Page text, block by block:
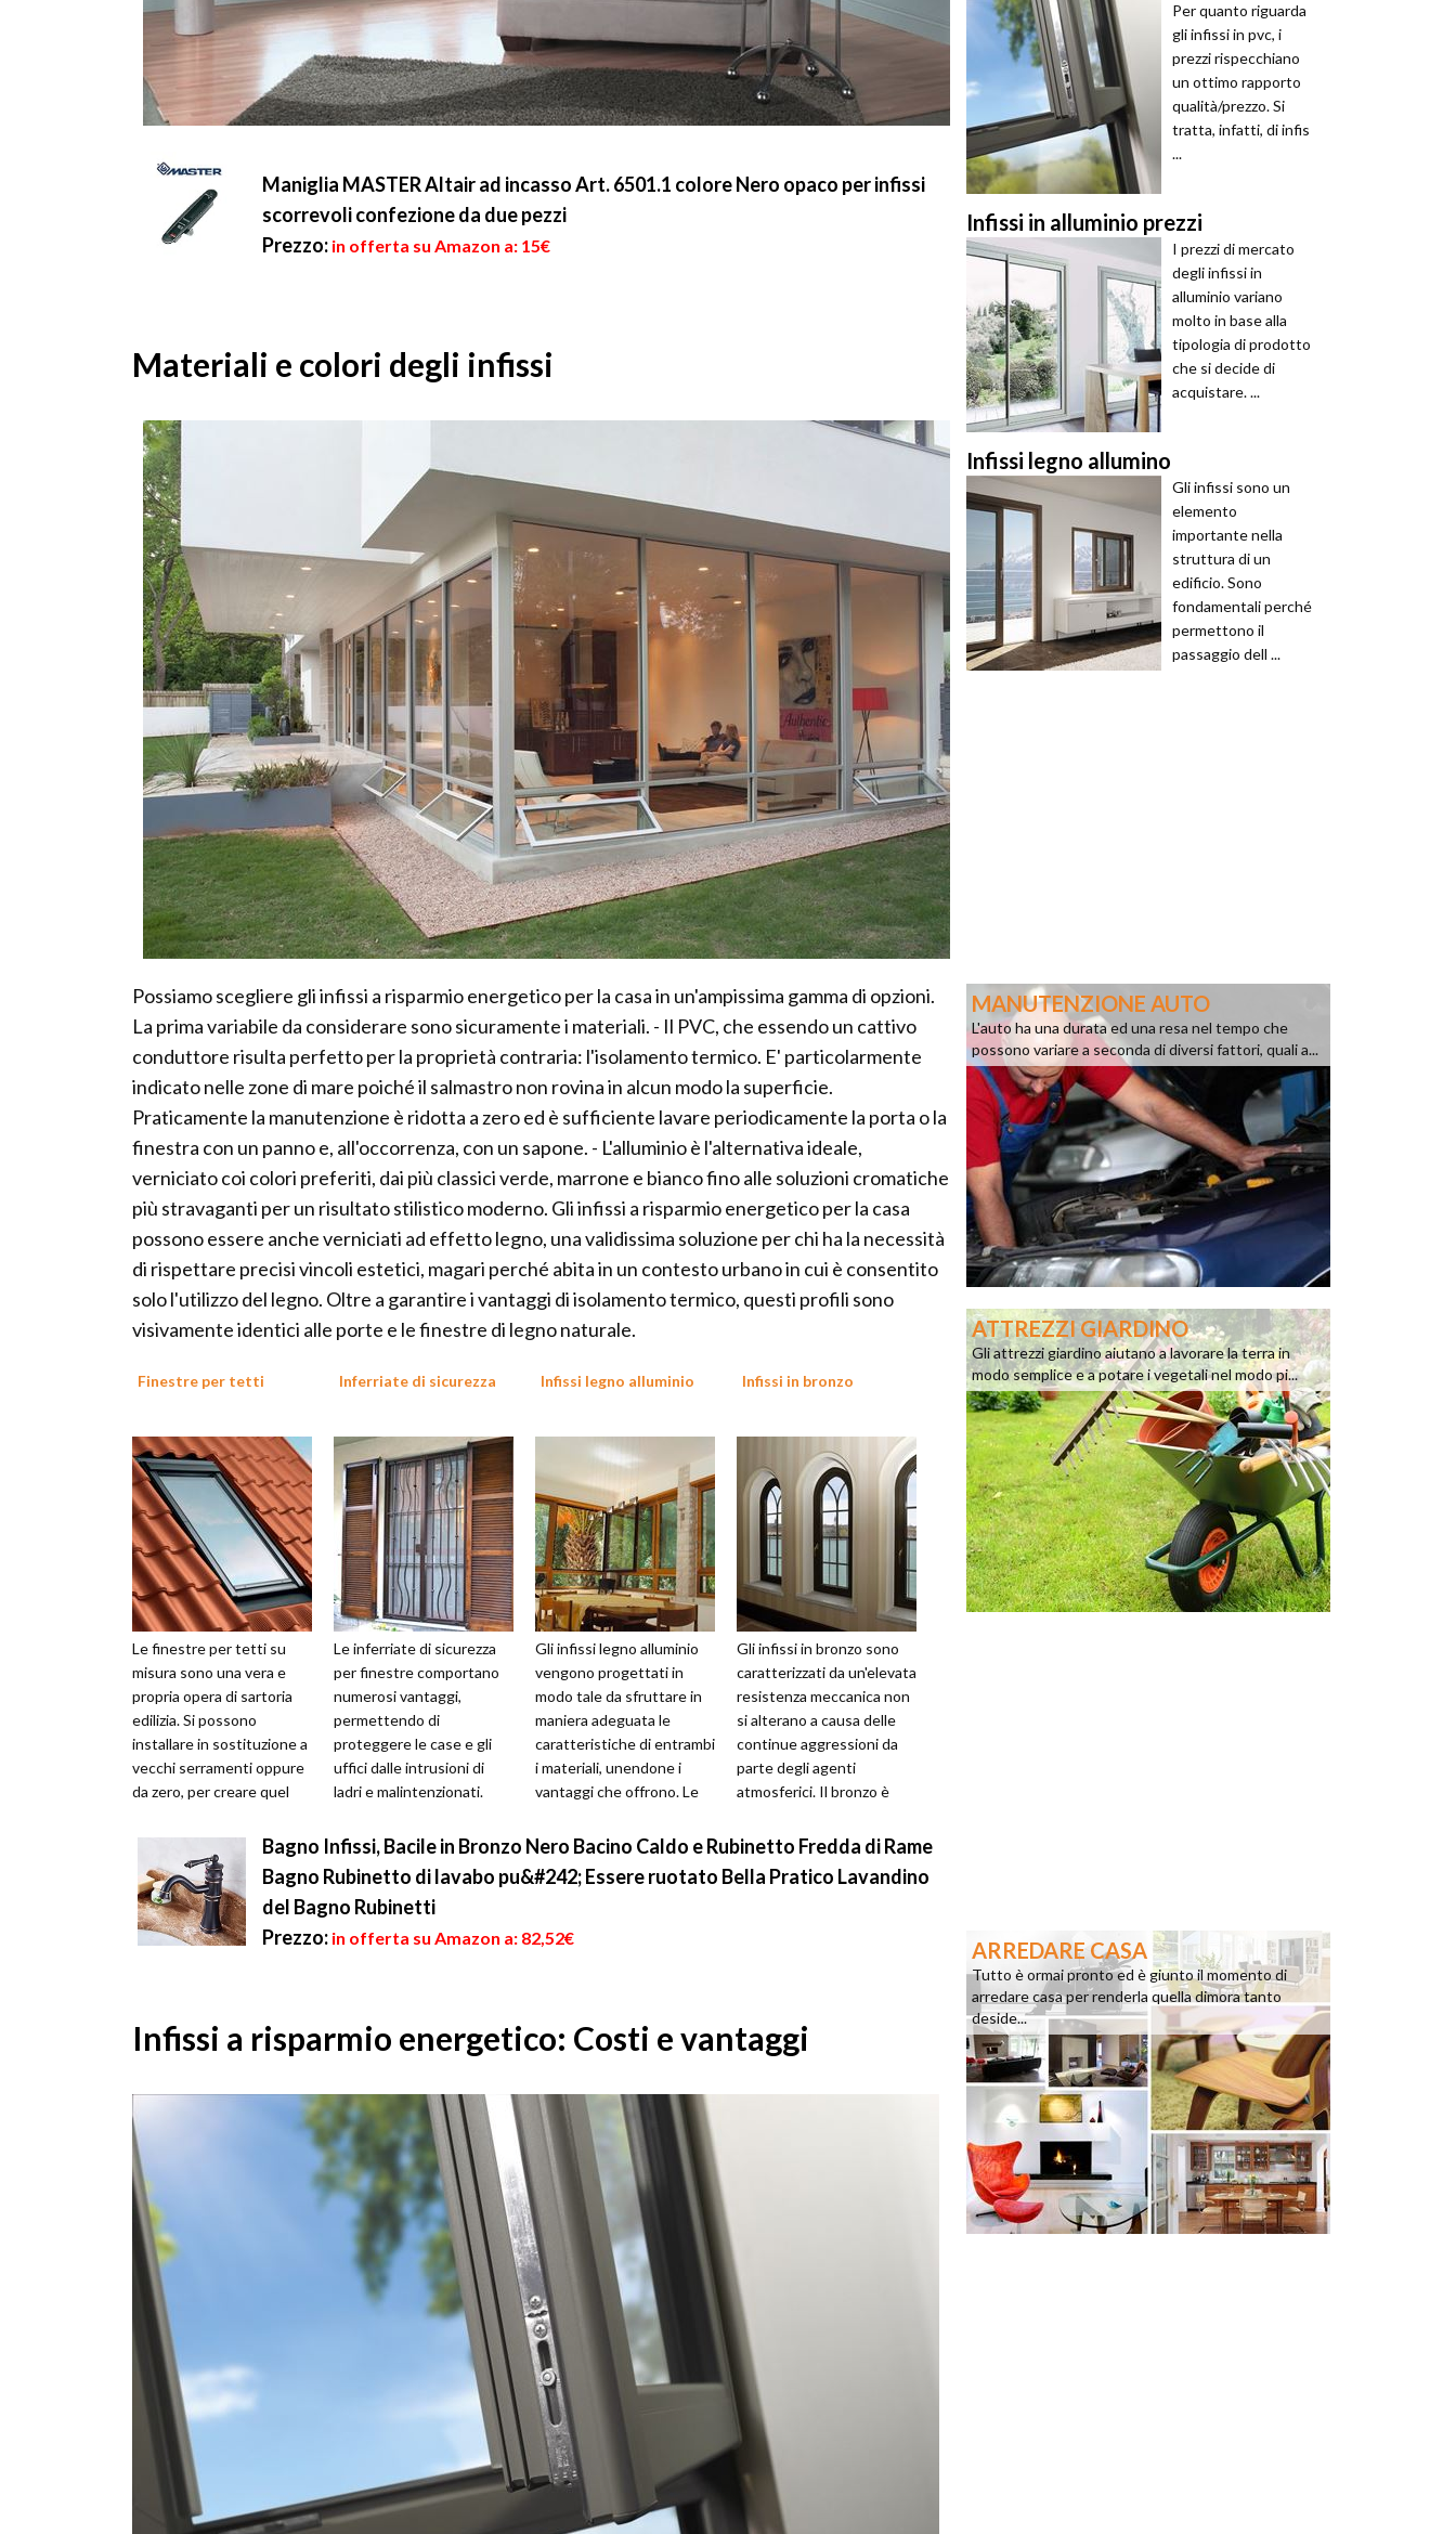
Maniglia MASTER Altair ad incasso Art. 6501.1 colore Nero opaco per infissi
scorrevoli confezione da due pezzi
Prezzo: in offerta su Amazon a: 15€
Materiali e colori degli infissi
Possiamo scegliere gli infissi a risparmio energetico per la casa in un'ampissima gamma di opzioni.
La prima variabile da considerare sono sicuramente i materiali. - Il PVC, che essendo un cattivo
conduttore risulta perfetto per la proprietà contraria: l'isolamento termico. E' particolarmente
indicato nelle zone di mare poiché il salmastro non rovina in alcun modo la superficie.
Praticamente la manutenzione è ridotta a zero ed è sufficiente lavare periodicamente la porta o la
finestra con un panno e, all'occorrenza, con un sapone. - L'alluminio è l'alternativa ideale,
verniciato coi colori preferiti, dai più classici verde, marrone e bianco fino alle soluzioni cromatiche
più stravaganti per un risultato stilistico moderno. Gli infissi a risparmio energetico per la casa
possono essere anche verniciati ad effetto legno, una validissima soluzione per chi ha la necessità
di rispettare precisi vincoli estetici, magari perché abita in un contesto urbano in cui è consentito
solo l'utilizzo del legno. Oltre a garantire i vantaggi di isolamento termico, questi profili sono
visivamente identici alle porte e le finestre di legno naturale.
Finestre per tetti
Le finestre per tetti su
misura sono una vera e
propria opera di sartoria
edilizia. Si possono
installare in sostituzione a
vecchi serramenti oppure
da zero, per creare quel
un'...
Inferriate di sicurezza
Le inferriate di sicurezza
per finestre comportano
numerosi vantaggi,
permettendo di
proteggere le case e gli
uffici dalle intrusioni di
ladri e malintenzionati.
nelle abita...
Infissi legno alluminio
Gli infissi legno alluminio
vengono progettati in
modo tale da sfruttare in
maniera adeguata le
caratteristiche di entrambi
i materiali, unendone i
vantaggi che offrono. Le
Infissi in bronzo
Gli infissi in bronzo sono
caratterizzati da un'elevata
resistenza meccanica non
si alterano a causa delle
continue aggressioni da
parte degli agenti
atmosferici. Il bronzo è
Bagno Infissi, Bacile in Bronzo Nero Bacino Caldo e Rubinetto Fredda di Rame
Bagno Rubinetto di lavabo pu&#242; Essere ruotato Bella Pratico Lavandino
del Bagno Rubinetti
Prezzo: in offerta su Amazon a: 82,52€
Infissi a risparmio energetico: Costi e vantaggi
Per quanto riguarda
gli infissi in pvc, i
prezzi rispecchiano
un ottimo rapporto
qualità/prezzo. Si
tratta, infatti, di infis
...
Infissi in alluminio prezzi
I prezzi di mercato
degli infissi in
alluminio variano
molto in base alla
tipologia di prodotto
che si decide di
acquistare. ...
Infissi legno allumino
Gli infissi sono un
elemento
importante nella
struttura di un
edificio. Sono
fondamentali perché
permettono il
passaggio dell ...
MANUTENZIONE AUTO
L'auto ha una durata ed una resa nel tempo che
possono variare a seconda di diversi fattori, quali a...
ATTREZZI GIARDINO
Gli attrezzi giardino aiutano a lavorare la terra in
modo semplice e a potare i vegetali nel modo pi...
ARREDARE CASA
Tutto è ormai pronto ed è giunto il momento di
arredare casa per renderla quella dimora tanto
deside...